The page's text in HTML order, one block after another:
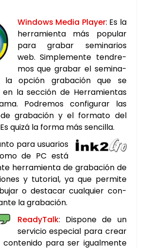
Win­dows Media Pla­yer: Es la
herra­mien­ta más popu­lar
para gra­bar semi­na­rios
web. Sim­ple­men­te ten­dre­
mos que gra­bar el semi­na­
la opción gra­ba­ción que se
la sec­ción de Herra­mien­tas
Podre­mos con­fi­gu­rar las
de gra­ba­ción y el for­ma­to del
qui­zá la for­ma más sen­ci­lla.
para usua­rios
de PC está
herra­mien­ta de gra­ba­ción de
y tuto­rial, ya que per­mi­te
o des­ta­car cual­quier con­
la gra­ba­ción.
Ready­Talk: Dis­po­ne de un
ser­vi­cio espe­cial para crear
con­te­ni­do para ser igual­men­te